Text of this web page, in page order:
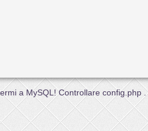
a MySQL! Controllare config.php .